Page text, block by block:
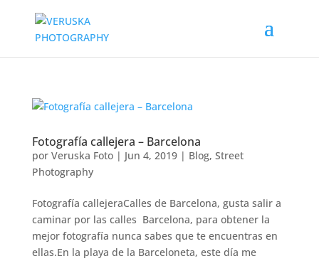
Fotografía callejera – Barcelona
por Veruska Foto| Jun 4, 2019| Blog, Street
Photography
Fotografía callejeraCalles de Barcelona, gusta salir a
caminar por las calles Barcelona, para obtener la
mejor fotografía nunca sabes que te encuentras en
ellas.En la playa de la Barceloneta, este día me